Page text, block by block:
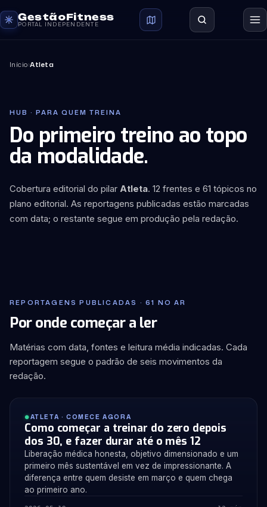
GestãoFitness
PORTAL INDEPENDENTE
Início›Atleta
HUB · PARA QUEM TREINA
Do primeiro treino ao topo
da modalidade.
Cobertura editorial do pilar Atleta. 12 frentes e 61 tópicos no
plano editorial. As reportagens publicadas estão marcadas
com data; o restante segue em produção pela redação.
REPORTAGENS PUBLICADAS · 61 NO AR
Por onde começar a ler
Matérias com data, fontes e leitura média indicadas. Cada
reportagem segue o padrão de seis movimentos da
redação.
ATLETA · COMECE AGORA
Como começar a treinar do zero depois
dos 30, e fazer durar até o mês 12
Liberação médica honesta, objetivo dimensionado e um
primeiro mês sustentável em vez de impressionante. A
diferença entre quem desiste em março e quem chega
ao primeiro ano.